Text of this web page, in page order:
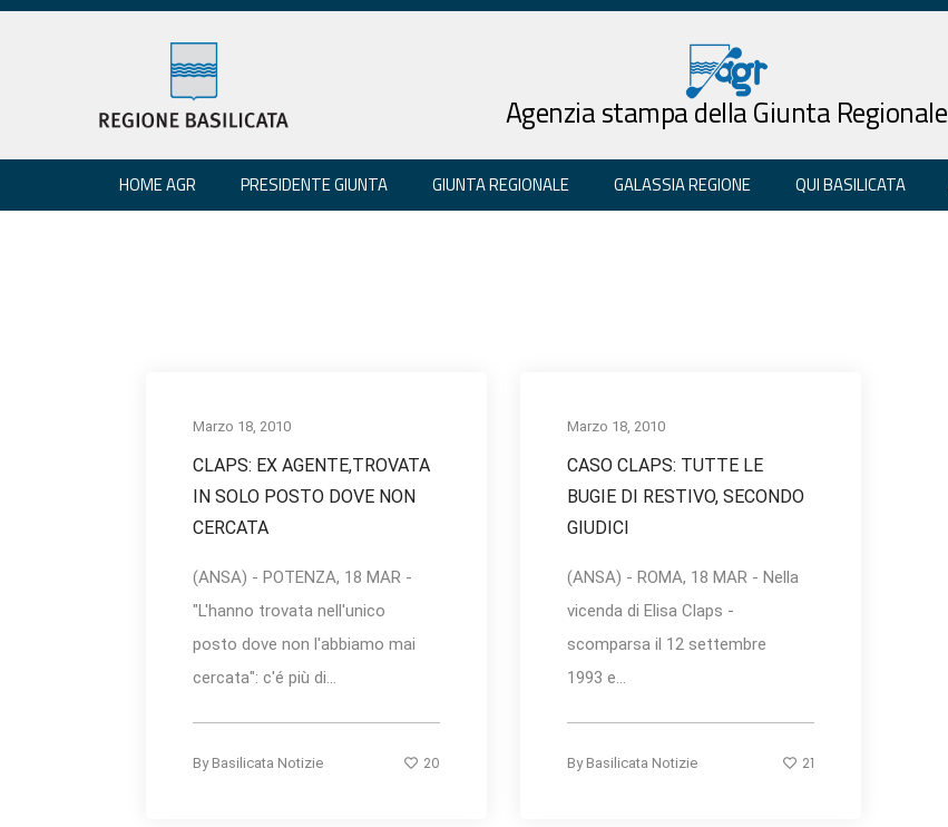
Agenzia stampa della Giunta Regionale
HOME AGR PRESIDENTE GIUNTA GIUNTA REGIONALE GALASSIA REGIONE QUI BASILICATA
Marzo 18, 2010
CLAPS: EX AGENTE,TROVATA
IN SOLO POSTO DOVE NON
CERCATA
(ANSA) - POTENZA, 18 MAR -
"L'hanno trovata nell'unico
posto dove non l'abbiamo mai
cercata": c'é più di...
By Basilicata Notizie 20
Marzo 18, 2010
CASO CLAPS: TUTTE LE
BUGIE DI RESTIVO, SECONDO
GIUDICI
(ANSA) - ROMA, 18 MAR - Nella
vicenda di Elisa Claps -
scomparsa il 12 settembre
1993 e...
By Basilicata Notizie 21